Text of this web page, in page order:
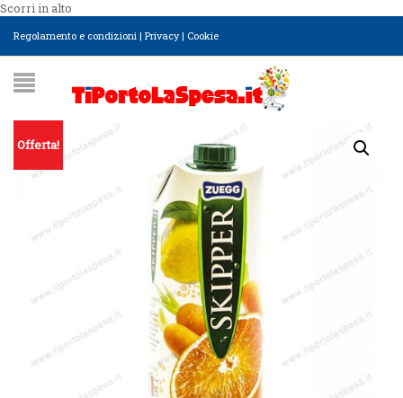
Scorri in alto
Regolamento e condizioni | Privacy| Cookie
Offerta!